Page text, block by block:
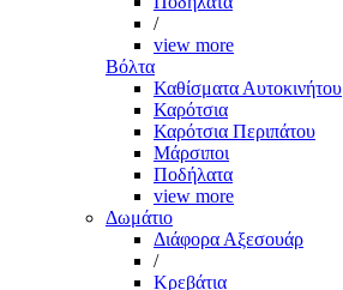
/
view more
Βόλτα
Καθίσματα Αυτοκινήτου
Καρότσια
Καρότσια Περιπάτου
Μάρσιποι
Ποδήλατα
view more
Δωμάτιο
Διάφορα Αξεσουάρ
/
Κρεβάτια